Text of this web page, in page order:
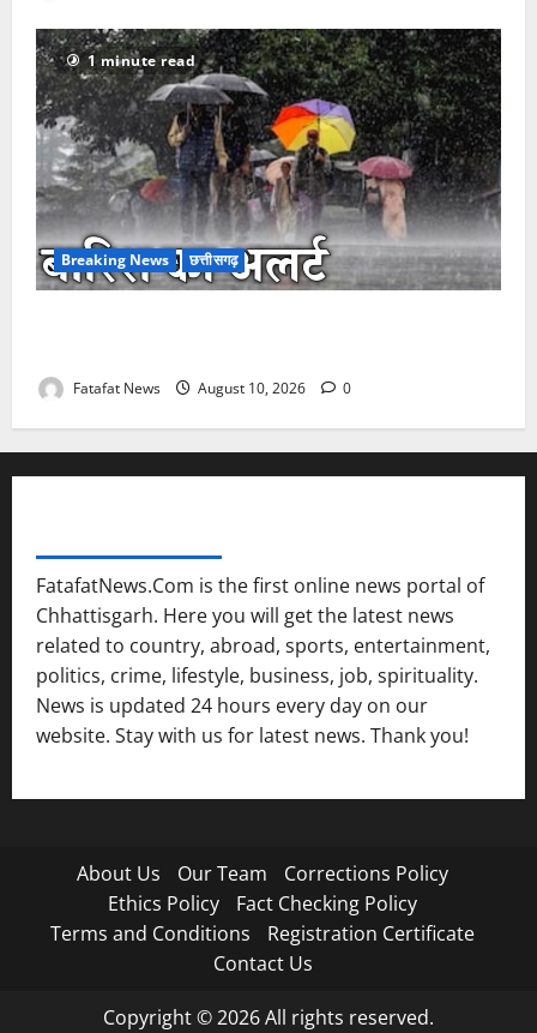
1 minute read
Breaking News छत्तीसगढ़
Fatafat News August 10, 2026 0
FatafatNews.Com is the first online news portal of
Chhattisgarh. Here you will get the latest news
related to country, abroad, sports, entertainment,
politics, crime, lifestyle, business, job, spirituality.
News is updated 24 hours every day on our
website. Stay with us for latest news. Thank you!
About Us Our Team
Corrections Policy
Ethics Policy
Fact Checking Policy
Terms and Conditions
Registration Certificate
Contact Us
Copyright © 2026 All rights reserved.